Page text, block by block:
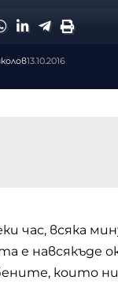
13.10.2016
час, всяка
е навсякъде
които